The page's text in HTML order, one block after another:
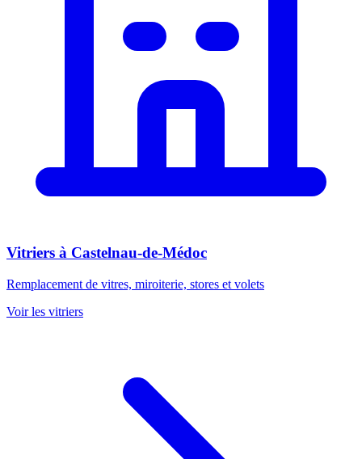
Vitriers à Castelnau-de-Médoc
Remplacement de vitres, miroiterie, stores et volets
Voir les vitriers